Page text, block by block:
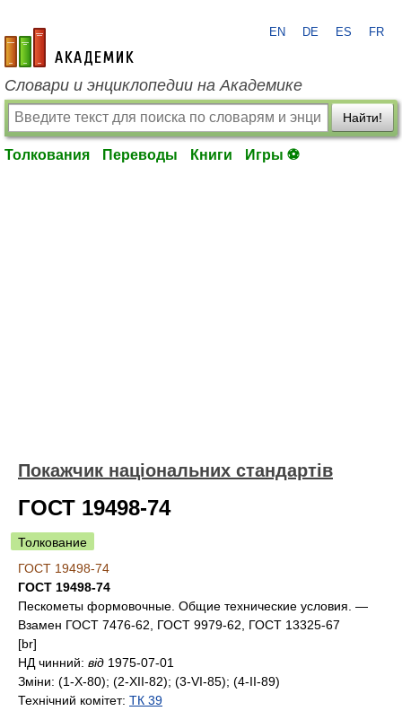
academic.ru
EN DE ES FR
Словари и энциклопедии на Академике
Найти!
Толкования Переводы Книги Игры ⚽
Покажчик національних стандартів
ГОСТ 19498-74
Толкование
ГОСТ 19498-74
ГОСТ 19498-74
Пескометы формовочные. Общие технические условия. —
Взамен ГОСТ 7476-62, ГОСТ 9979-62, ГОСТ 13325-67
[br]
НД чинний: від 1975-07-01
Зміни: (1-X-80); (2-XII-82); (3-VI-85); (4-II-89)
Технічний комітет: ТК 39